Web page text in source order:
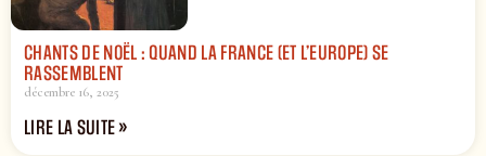
CHANTS DE NOËL : QUAND LA FRANCE (ET L’EUROPE) SE
RASSEMBLENT
décembre 16, 2025
LIRE LA SUITE »